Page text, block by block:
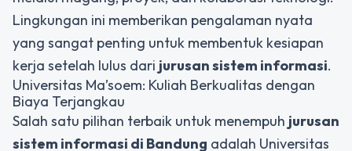
Lingkungan ini memberikan pengalaman nyata
yang sangat penting untuk membentuk kesiapan
kerja setelah lulus dari jurusan sistem informasi.
Universitas Ma’soem: Kuliah Berkualitas dengan
Biaya Terjangkau
Salah satu pilihan terbaik untuk menempuh jurusan
sistem informasi di Bandung adalah Universitas